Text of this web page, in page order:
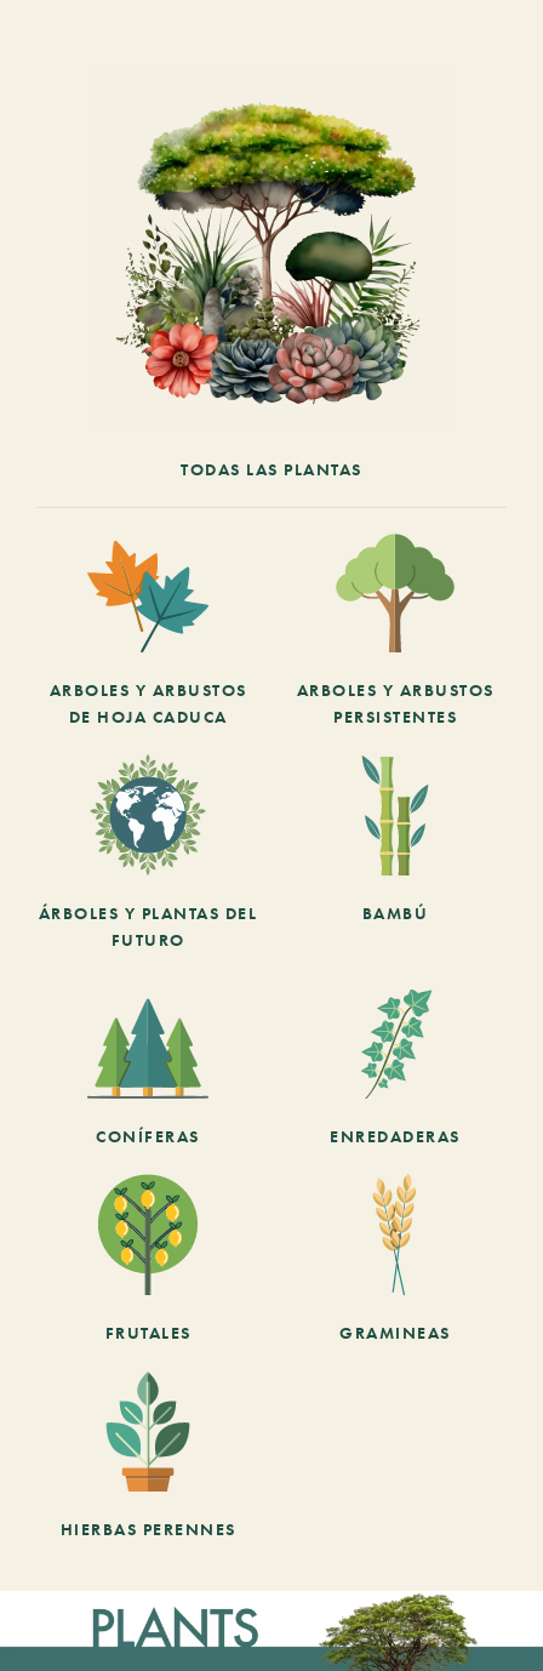
TODAS LAS PLANTAS
ARBOLES Y ARBUSTOS
DE HOJA CADUCA
ARBOLES Y ARBUSTOS
PERSISTENTES
ÁRBOLES Y PLANTAS DEL
FUTURO
BAMBÚ
CONÍFERAS ENREDADERAS
FRUTALES GRAMINEAS
HIERBAS PERENNES